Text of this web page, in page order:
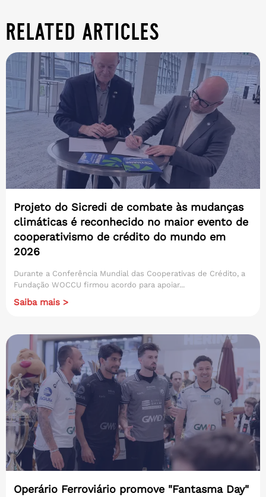
related articles
Projeto do Sicredi de combate às mudanças
climáticas é reconhecido no maior evento de
cooperativismo de crédito do mundo em
2026
Durante a Conferência Mundial das Cooperativas de Crédito, a
Fundação WOCCU firmou acordo para apoiar...
Saiba mais >
Operário Ferroviário promove "Fantasma Day"